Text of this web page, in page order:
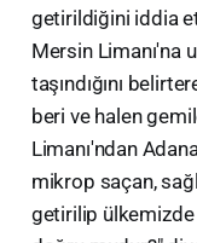
getirildiğini iddia
Mersin Limanı'na
taşındığını
beri ve halen
Limanı'ndan
mikrop saçan,
getirilip